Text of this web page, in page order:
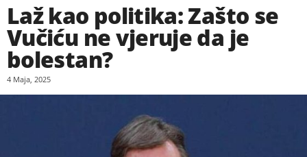
Laž kao politika: Zašto se
Vučiću ne vjeruje da je
bolestan?
4 Maja, 2025